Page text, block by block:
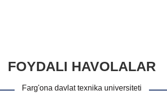
FOYDALI HAVOLALAR
Farg'ona davlat texnika universiteti